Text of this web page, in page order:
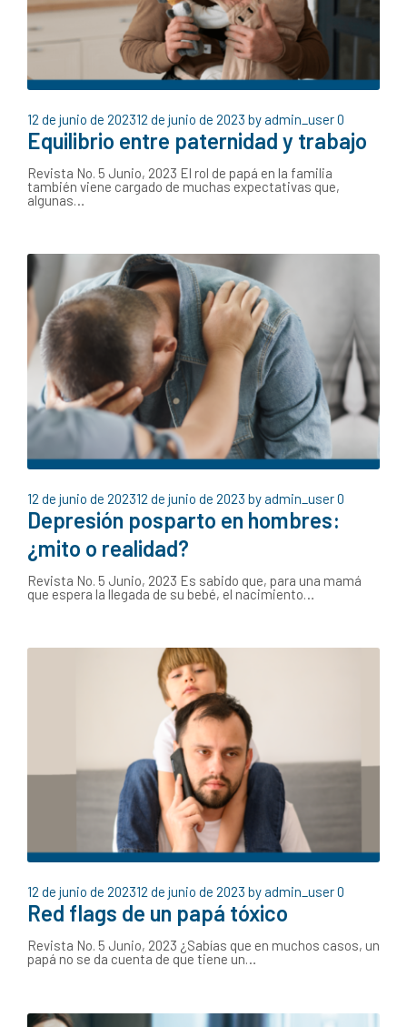
12 de junio de 202312 de junio de 2023 by admin_user0
Equilibrio entre paternidad y trabajo
Revista No. 5 Junio, 2023 El rol de papá en la familia
también viene cargado de muchas expectativas que,
algunas…
12 de junio de 202312 de junio de 2023 by admin_user0
Depresión posparto en hombres:
¿mito o realidad?
Revista No. 5 Junio, 2023 Es sabido que, para una mamá
que espera la llegada de su bebé, el nacimiento…
12 de junio de 202312 de junio de 2023 by admin_user0
Red flags de un papá tóxico
Revista No. 5 Junio, 2023 ¿Sabías que en muchos casos, un
papá no se da cuenta de que tiene un…